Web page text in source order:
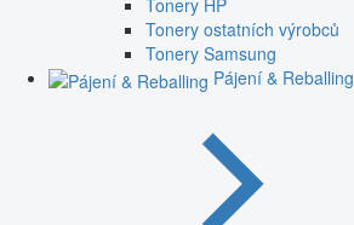
Tonery HP
Tonery ostatních výrobců
Tonery Samsung
Pájení & Reballing